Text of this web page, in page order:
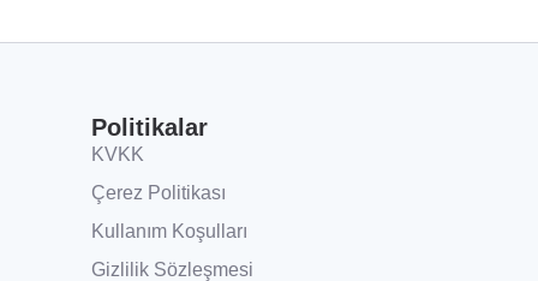
Politikalar
KVKK
Çerez Politikası
Kullanım Koşulları
Gizlilik Sözleşmesi